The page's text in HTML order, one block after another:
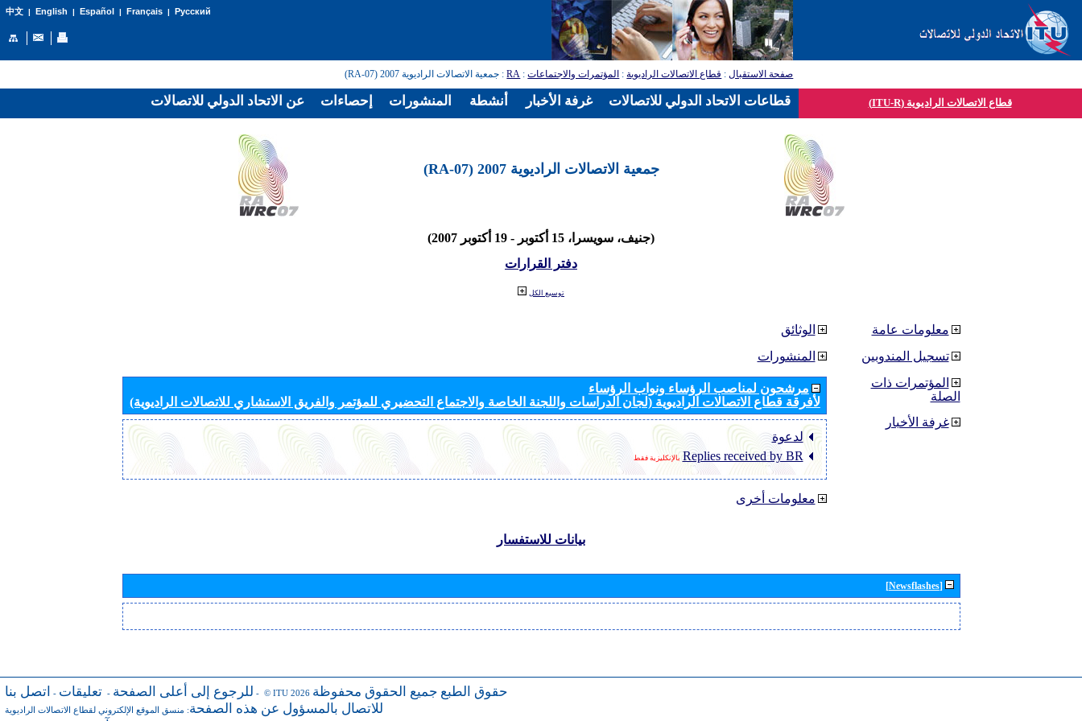
中文| English | Español | Français| Русский
صفحة الاستقبال: قطاع الاتصالات الراديوية: المؤتمرات والاجتماعات:
RA: جمعية الاتصالات الراديوية 2007 (RA-07)
قطاع الاتصالات الراديوية (ITU-R)
جمعية الاتصالات الراديوية 2007 (RA-07)
(جنيف، سويسرا، 15 أكتوبر - 19 أكتوبر 2007)
دفتر القرارات
توسيع الكل
الوثائق
المنشورات
مرشحون لمناصب الرؤساء ونواب الرؤساء
لأفرقة قطاع الاتصالات الراديوية (لجان الدراسات واللجنة الخاصة والاجتماع التحضيري للمؤتمر والفريق الاستشاري للاتصالات الراديوية)
لدعوة
Replies received by BR بالإنكليزية فقط
معلومات أخرى
معلومات عامة
تسجيل المندوبين
المؤتمرات ذات
الصلة
غرفة الأخبار
بيانات للاستفسار
[Newsflashes]
للرجوع إلى أعلى الصفحة - تعليقات - اتصل بنا - © ITU 2026 حقوق الطبع جميع الحقوق محفوظة
للاتصال بالمسؤول عن هذه الصفحة: منسق الموقع الإلكتروني لقطاع الاتصالات الراديوية
عن الاتحاد الدولي للاتصالات إحصاءات المنشورات أنشطة غرفة الأخبار قطاعات الاتحاد الدولي للاتصالات